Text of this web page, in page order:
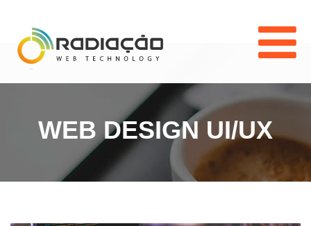
WEB DESIGN UI/UX